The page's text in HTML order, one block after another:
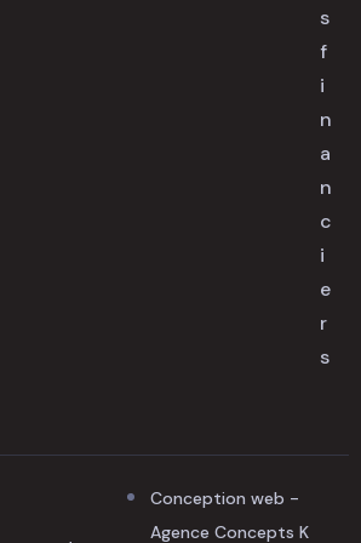
s
f
i
n
a
n
c
i
e
r
s
Conception web -
Agence Concepts K